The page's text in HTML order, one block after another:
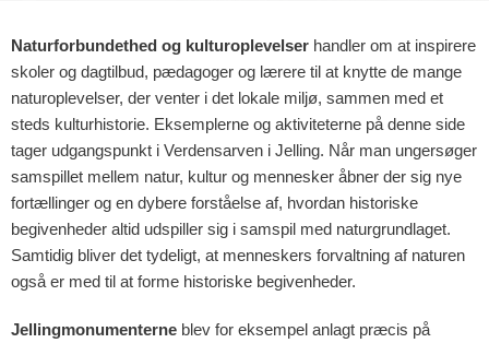
Naturforbundethed og kulturoplevelser handler om at inspirere
skoler og dagtilbud, pædagoger og lærere til at knytte de mange
naturoplevelser, der venter i det lokale miljø, sammen med et
steds kulturhistorie. Eksemplerne og aktiviteterne på denne side
tager udgangspunkt i Verdensarven i Jelling. Når man ungersøger
samspillet mellem natur, kultur og mennesker åbner der sig nye
fortællinger og en dybere forståelse af, hvordan historiske
begivenheder altid udspiller sig i samspil med naturgrundlaget.
Samtidig bliver det tydeligt, at menneskers forvaltning af naturen
også er med til at forme historiske begivenheder.
Jellingmonumenterne blev for eksempel anlagt præcis på